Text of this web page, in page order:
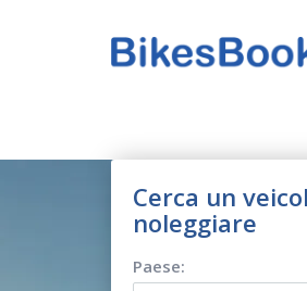
Cerca un
noleggiare
Paese: